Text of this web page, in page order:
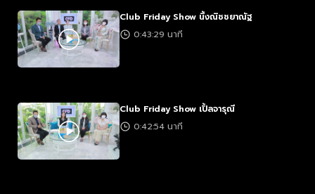
Club Friday Show นิ้งณิชชยาณัฐ
0:43:29 นาที
Club Friday Show เปิ้ลจารุณี
0:42:54 นาที